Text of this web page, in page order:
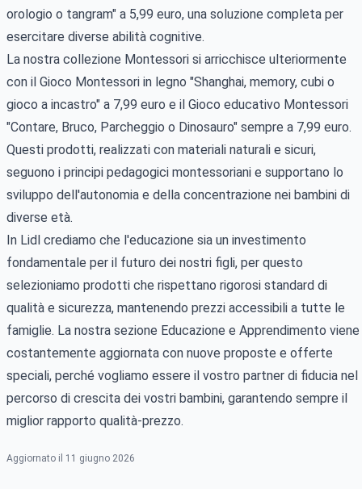
orologio o tangram" a 5,99 euro, una soluzione completa per
esercitare diverse abilità cognitive.
La nostra collezione Montessori si arricchisce ulteriormente
con il Gioco Montessori in legno "Shanghai, memory, cubi o
gioco a incastro" a 7,99 euro e il Gioco educativo Montessori
"Contare, Bruco, Parcheggio o Dinosauro" sempre a 7,99 euro.
Questi prodotti, realizzati con materiali naturali e sicuri,
seguono i principi pedagogici montessoriani e supportano lo
sviluppo dell'autonomia e della concentrazione nei bambini di
diverse età.
In Lidl crediamo che l'educazione sia un investimento
fondamentale per il futuro dei nostri figli, per questo
selezioniamo prodotti che rispettano rigorosi standard di
qualità e sicurezza, mantenendo prezzi accessibili a tutte le
famiglie. La nostra sezione Educazione e Apprendimento viene
costantemente aggiornata con nuove proposte e offerte
speciali, perché vogliamo essere il vostro partner di fiducia nel
percorso di crescita dei vostri bambini, garantendo sempre il
miglior rapporto qualità-prezzo.
Aggiornato il 11 giugno 2026